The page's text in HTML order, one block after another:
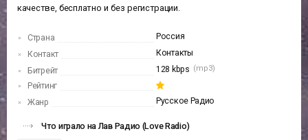
качестве, бесплатно и без регистрации.
Страна
Россия
Контакт
Контакты
Битрейт
128 kbps (mp3)
Рейтинг
Жанр
Русское Радио
Что играло на Лав Радио (Love Radio)